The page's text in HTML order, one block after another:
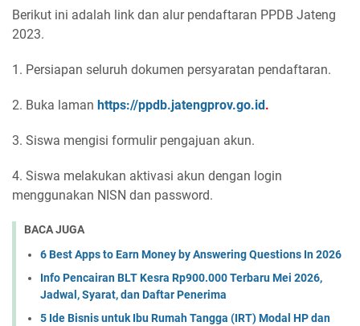
Berikut ini adalah link dan alur pendaftaran PPDB Jateng
2023.
1. Persiapan seluruh dokumen persyaratan pendaftaran.
2. Buka laman https://ppdb.jatengprov.go.id .
3. Siswa mengisi formulir pengajuan akun.
4. Siswa melakukan aktivasi akun dengan login
menggunakan NISN dan password.
BACA JUGA
6 Best Apps to Earn Money by Answering Questions In 2026
Info Pencairan BLT Kesra Rp900.000 Terbaru Mei 2026,
Jadwal, Syarat, dan Daftar Penerima
5 Ide Bisnis untuk Ibu Rumah Tangga (IRT) Modal HP dan